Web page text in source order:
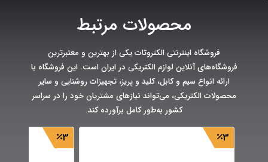
محصولات مرتبط
فروشگاه اینترنتی الکتروتات یکی از بهترین و معتبرترین
فروشگاه‌های آنلاین لوازم الکتریکی در ایران است. این فروشگاه با
ارائه انواع سیم و کابل، کلید و پریز، تجهیزات روشنایی و سایر
محصولات الکتریکی، می‌تواند نیازهای مشتریان خود را در سراسر
کشور به‌طور کامل برآورده کند.
3
3